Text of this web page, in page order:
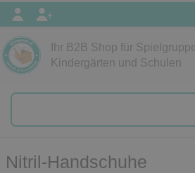
Ihr B2B Shop für
Kindergärten und Schulen
Papeterie
Nitril-Handschuhe